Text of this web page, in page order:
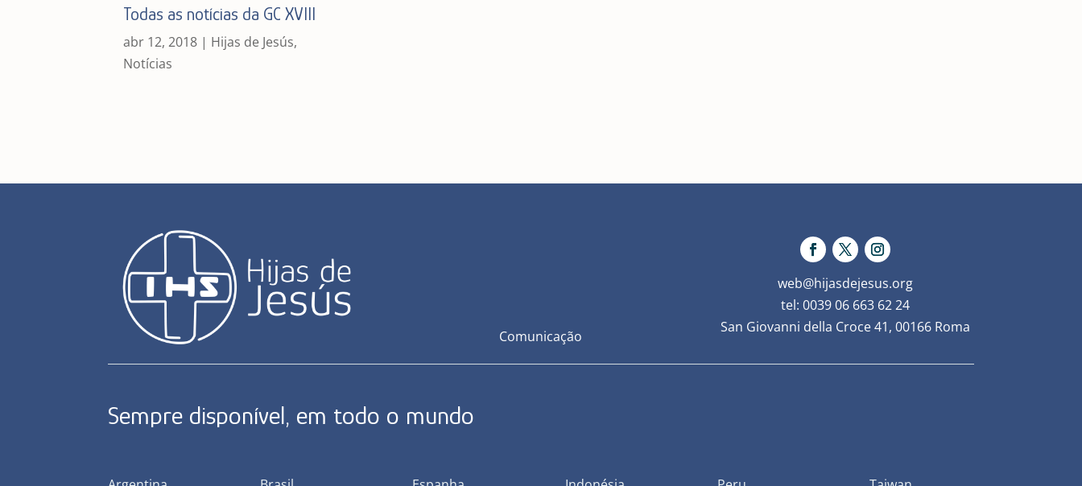
Todas as notícias da GC XVIII
abr 12, 2018 | Hijas de Jesús,
Notícias
Comunicação
web@hijasdejesus.org
tel: 0039 06 663 62 24
San Giovanni della Croce 41, 00166 Roma
Sempre disponível, em todo o mundo